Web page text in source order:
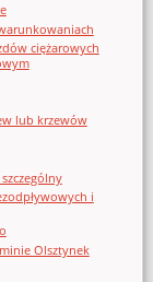
ciężarowych
lub krzewów
i
Olsztynek